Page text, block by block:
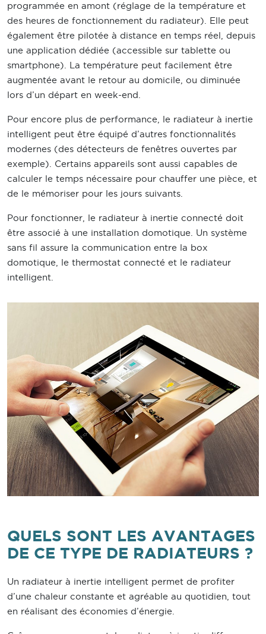
programmée en amont (réglage de la température et
des heures de fonctionnement du radiateur). Elle peut
également être pilotée à distance en temps réel, depuis
une application dédiée (accessible sur tablette ou
smartphone). La température peut facilement être
augmentée avant le retour au domicile, ou diminuée
lors d’un départ en week-end.
Pour encore plus de performance, le radiateur à inertie
intelligent peut être équipé d’autres fonctionnalités
modernes (des détecteurs de fenêtres ouvertes par
exemple). Certains appareils sont aussi capables de
calculer le temps nécessaire pour chauffer une pièce, et
de le mémoriser pour les jours suivants.
Pour fonctionner, le radiateur à inertie connecté doit
être associé à une installation domotique. Un système
sans fil assure la communication entre la box
domotique, le thermostat connecté et le radiateur
intelligent.
QUELS SONT LES AVANTAGES
DE CE TYPE DE RADIATEURS ?
Un radiateur à inertie intelligent permet de profiter
d’une chaleur constante et agréable au quotidien, tout
en réalisant des économies d’énergie.